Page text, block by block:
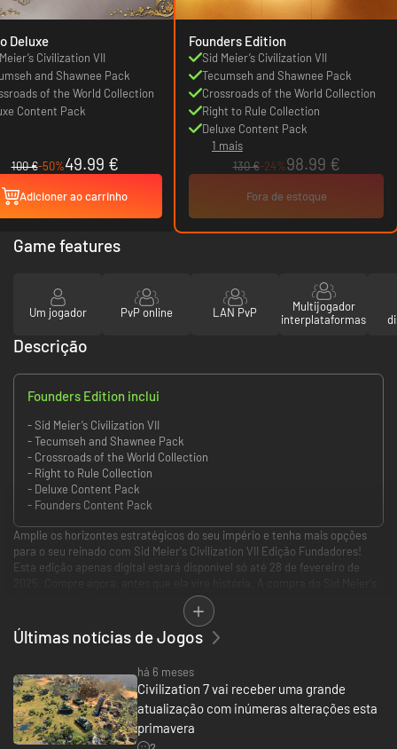
Deluxe
Civilization VII
and Shawnee Pack
of the World Collection
Content Pack
100 €-50%49.99 €
Adicioner ao carrinho
Founders Edition
Sid Meier’s Civilization VII
Tecumseh and Shawnee Pack
Crossroads of the World Collection
Right to Rule Collection
Deluxe Content Pack
1 mais
130 €-24%98.99 €
Fora de estoque
Game features
Um jogador PvP online LAN PvP
Multijogador
interplataformas
Descrição
Founders Edition inclui
- Sid Meier’s Civilization VII
- Tecumseh and Shawnee Pack
- Crossroads of the World Collection
- Right to Rule Collection
- Deluxe Content Pack
- Founders Content Pack
Amplie os horizontes estratégicos do seu império e tenha mais opções
para o seu reinado com Sid Meier's Civilization VII Edição Fundadores!
Esta edição apenas digital estará disponível só até 28 de fevereiro de
Civilization VII Edição Fundadores dá direito a versões digitais do jogo
A Edição Fundadores inclui:
• Acesso de pré-lançamento: comece a jogar até 5 dias antes, em 6 de
fevereiro de 2025
• Pacote Tecumseh e Shawnee
• Coleção Encruzilhadas do Mundo, com conteúdo pós-lançamento: 2
novos líderes, 4 novas civilizações, 4 novas maravilhas, um item
Últimas notícias de Jogos
há 6 meses
Civilization 7 vai receber uma grande
atualização com inúmeras alterações esta
primavera